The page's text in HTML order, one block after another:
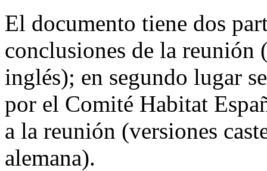
El documento tiene dos
conclusiones de la reunión
inglés); en segundo lugar
por el Comité Habitat
a la reunión (versiones
alemana).